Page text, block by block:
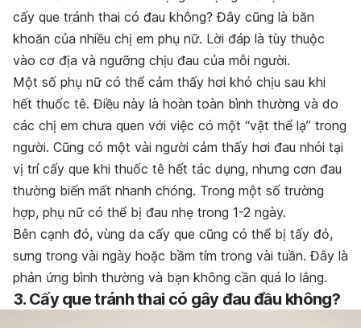
cấy que tránh thai có đau không? Đây cũng là băn
khoăn của nhiều chị em phụ nữ. Lời đáp là tùy thuộc
vào cơ địa và ngưỡng chịu đau của mỗi người.
Một số phụ nữ có thể cảm thấy hơi khó chịu sau khi
hết thuốc tê. Điều này là hoàn toàn bình thường và do
các chị em chưa quen với việc có một “vật thể lạ” trong
người. Cũng có một vài người cảm thấy hơi đau nhói tại
vị trí cấy que khi thuốc tê hết tác dụng, nhưng cơn đau
thường biến mất nhanh chóng. Trong một số trường
hợp, phụ nữ có thể bị đau nhẹ trong 1-2 ngày.
Bên cạnh đó, vùng da cấy que cũng có thể bị tấy đỏ,
sưng trong vài ngày hoặc bầm tím trong vài tuần. Đây là
phản ứng bình thường và bạn không cần quá lo lắng.
3. Cấy que tránh thai có gây đau đầu không?